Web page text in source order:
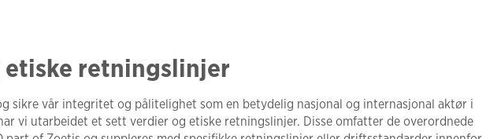
etiske retningslinjer
sikre vår integritet og pålitelighet som en betydelig nasjonal og internasjonal aktør i
vi utarbeidet et sett verdier og etiske retningslinjer. Disse omfatter de overordnede